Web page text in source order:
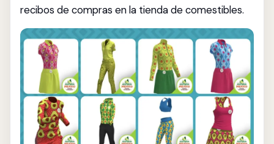
recibos de compras en la tienda de comestibles.